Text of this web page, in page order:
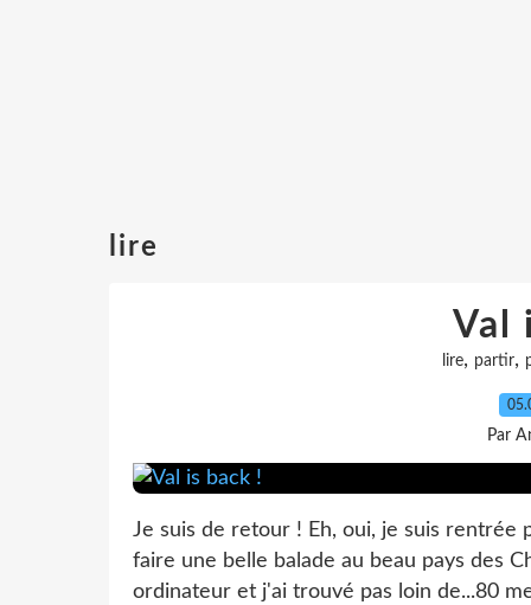
lire
Val
lire, partir,
Par
Je suis de retour ! Eh, oui, je suis rentrée
faire une belle balade au beau pays des
ordinateur et j'ai trouvé pas loin de...80